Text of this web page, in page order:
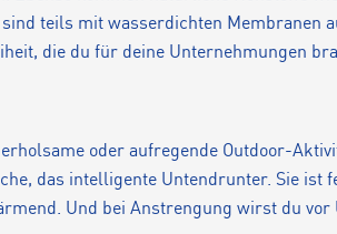
teils mit wasserdichten Membranen
die du für deine Unternehmungen
oder aufregende Outdoor-
das intelligente Untendrunter. Sie
Und bei Anstrengung wirst du vor